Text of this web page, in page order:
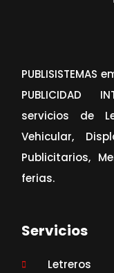
PUBLISISTEMAS
PUBLICIDAD
servicios de
Vehicular,
Publicitarios,
ferias.
Servicios
Letreros